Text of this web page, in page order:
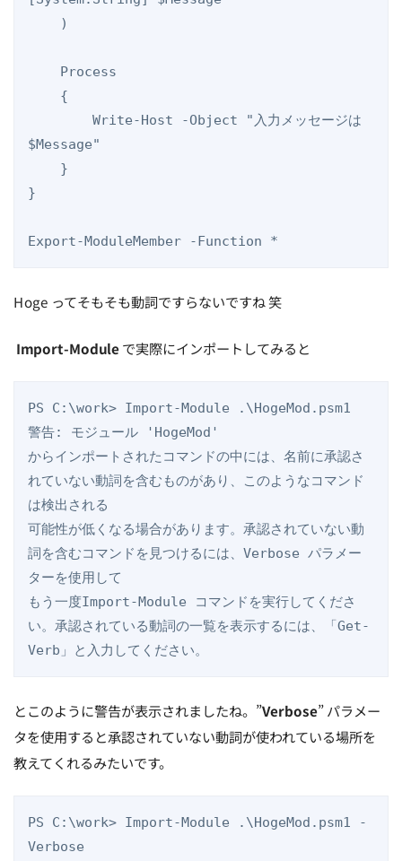
        Write-Host -Object "入力メッセージは
$Message"
}
Export-ModuleMember -Function *
Hoge ってそもそも動詞ですらないですね 笑
Import-Moduleで実際にインポートしてみると
PS C:\work> Import-Module .\HogeMod.psm1
警告: モジュール 'HogeMod'
からインポートされたコマンドの中には、名前に承認さ
れていない動詞を含むものがあり、このようなコマンド
は検出される
可能性が低くなる場合があります。承認されていない動
詞を含むコマンドを見つけるには、Verbose パラメー
ターを使用して
もう一度Import-Module コマンドを実行してくださ
い。承認されている動詞の一覧を表示するには、「Get-
Verb」と入力してください。
とこのように警告が表示されましたね。”Verbose” パラメー
タを使用すると承認されていない動詞が使われている場所を
教えてくれるみたいです。
PS C:\work> Import-Module .\HogeMod.psm1 -
Verbose